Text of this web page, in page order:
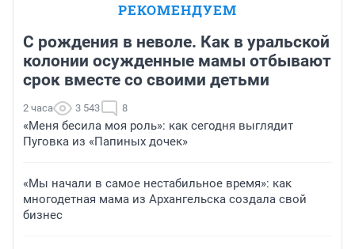
РЕКОМЕНДУЕМ
С рождения в неволе. Как в уральской
колонии осужденные мамы отбывают
срок вместе со своими детьми
2 часа 3 543 8
«Меня бесила моя роль»: как сегодня выглядит
Пуговка из «Папиных дочек»
«Мы начали в самое нестабильное время»: как
многодетная мама из Архангельска создала свой
бизнес